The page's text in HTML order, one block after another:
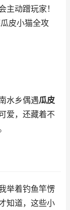
动蹭玩家！
皮小猫全攻
水乡偶遇瓜皮
爱，还藏着不
举着钓鱼竿愣
知道，这些小